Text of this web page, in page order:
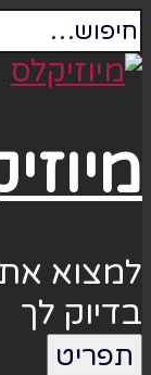
למצוא
בדיוק לך
תפריט